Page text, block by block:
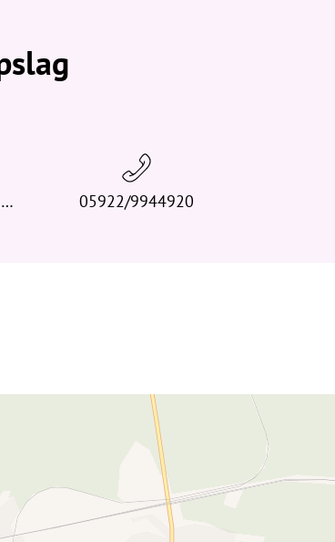
05922/9944920